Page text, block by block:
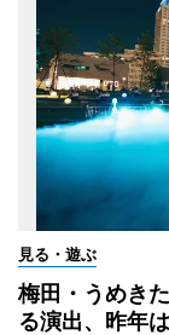
見る・遊ぶ
梅田・うめき
る演出、昨年